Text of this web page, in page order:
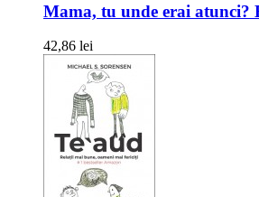
Mama, tu unde erai atunci?
42,86 lei